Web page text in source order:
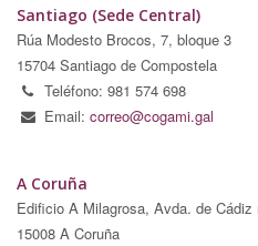
Santiago (Sede Central)
Rúa Modesto Brocos, 7, bloque 3
15704 Santiago de Compostela
Teléfono: 981 574 698
Email: correo@cogami.gal
A Coruña
Edificio A Milagrosa, Avda. de Cádiz
15008 A Coruña